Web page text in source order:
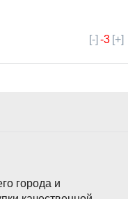
[-] -3 [+]
города и